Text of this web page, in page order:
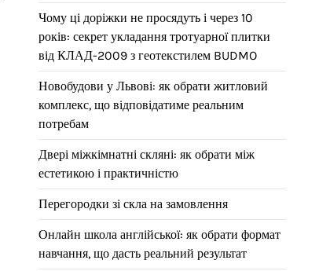
Чому ці доріжки не просядуть і через 10
років: секрет укладання тротуарної плитки
від КЛАД-2009 з геотекстилем BUDMO
Новобудови у Львові: як обрати житловий
комплекс, що відповідатиме реальним
потребам
Двері міжкімнатні скляні: як обрати між
естетикою і практичністю
Перегородки зі скла на замовлення
Онлайн школа англійської: як обрати формат
навчання, що дасть реальний результат